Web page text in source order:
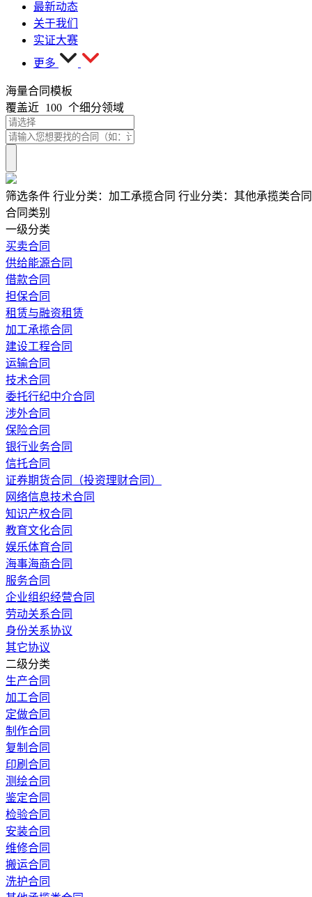
最新动态
关于我们
实证大赛
更多
海量合同模板
覆盖近 100 个细分领域
筛选条件 行业分类： 加工承揽合同 行业分类： 其他承揽类合同
合同类别
一级分类
买卖合同
供给能源合同
借款合同
担保合同
租赁与融资租赁
加工承揽合同
建设工程合同
运输合同
技术合同
委托行纪中介合同
涉外合同
保险合同
银行业务合同
信托合同
证券期货合同（投资理财合同）
网络信息技术合同
知识产权合同
教育文化合同
娱乐体育合同
海事海商合同
服务合同
企业组织经营合同
劳动关系合同
身份关系协议
其它协议
二级分类
生产合同
加工合同
定做合同
制作合同
复制合同
印刷合同
测绘合同
鉴定合同
检验合同
安装合同
维修合同
搬运合同
洗护合同